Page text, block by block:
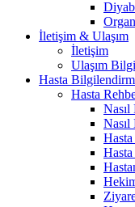
İletişim & Ulaşım
İletişim
Ulaşım
Hasta
Hasta